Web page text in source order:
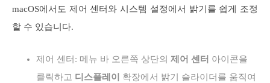
macOS에서도 제어 센터와 시스템 설정에서 밝기를 쉽게 조정
할 수 있습니다.
제어 센터: 메뉴 바 오른쪽 상단의 제어 센터 아이콘을
클릭하고 디스플레이
확장에서 밝기 슬라이더를 움직여